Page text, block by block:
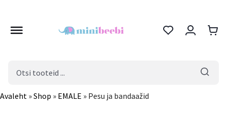
search
Avaleht »Shop » EMALE » Pesu ja bandaažid